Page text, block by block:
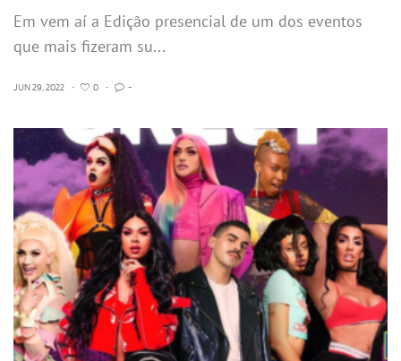
Em vem aí a Edição presencial de um dos eventos
que mais fizeram su...
JUN 29, 2022 • 0 • -